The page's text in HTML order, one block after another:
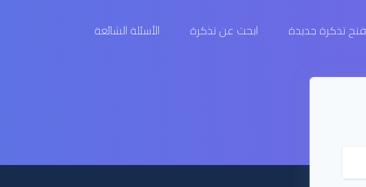
فتح تذكرة جديدة ابحث عن تذكرة الأسئلة الشائعة